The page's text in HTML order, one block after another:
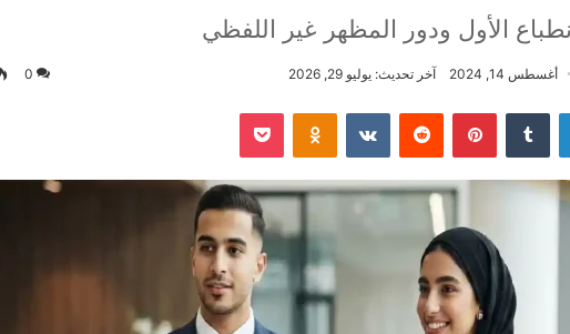
الأول ودور المظهر غير اللفظي
أغسطس 14, 2024 آخر تحديث: يوليو 29, 2026 0
لينكدإن بينتيريست